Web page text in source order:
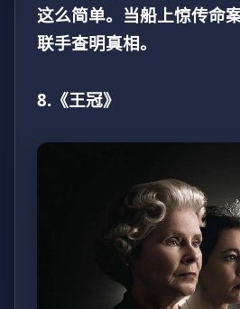
这么简单。当船上惊传命
联手查明真相。
8.《王冠》